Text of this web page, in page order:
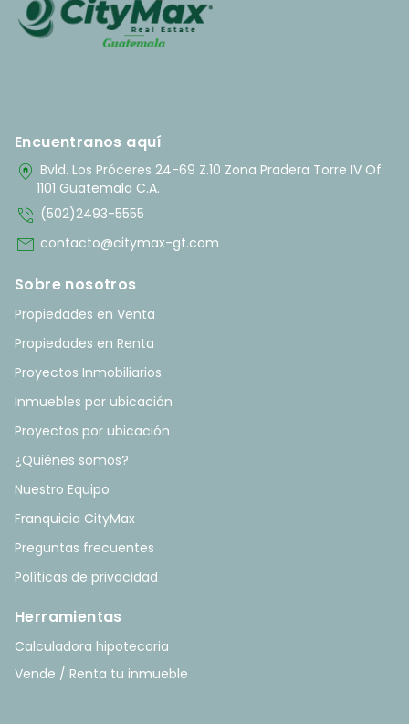
Encuentranos aquí
home_pin Bvld. Los Próceres 24-69 Z.10 Zona Pradera Torre IV Of.
1101 Guatemala C.A.
phone_in_talk (502)2493-5555
mail contacto@citymax-gt.com
Sobre nosotros
Propiedades en Venta
Propiedades en Renta
Proyectos Inmobiliarios
Inmuebles por ubicación
Proyectos por ubicación
¿Quiénes somos?
Nuestro Equipo
Franquicia CityMax
Preguntas frecuentes
Políticas de privacidad
Herramientas
Calculadora hipotecaria
Vende / Renta tu inmueble